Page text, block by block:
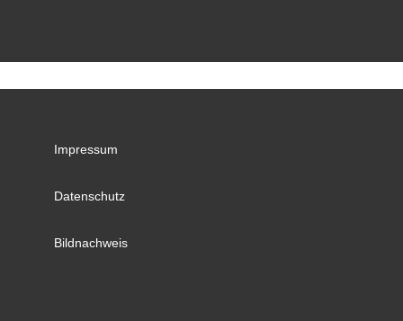
Impressum
Datenschutz
Bildnachweis